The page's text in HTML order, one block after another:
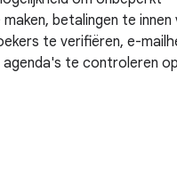
maken, betalingen te
te verifiëren, e-
te controleren op